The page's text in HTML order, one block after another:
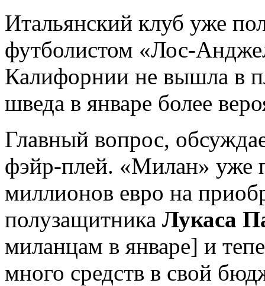
Итальянский клуб уже
футболистом «Лос-
Калифорнии не вышла в
шведа в январе более
Главный вопрос,
фэйр-плей. «Милан» уже
миллионов евро на
полузащитника Лукаса
миланцам в январе] и
много средств в свой